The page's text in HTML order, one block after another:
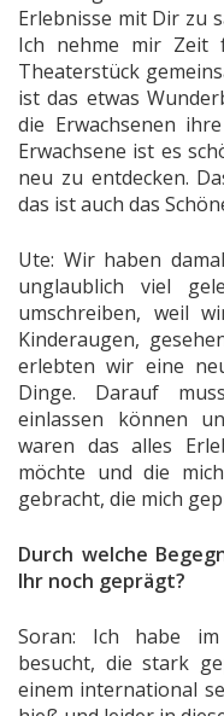
Erlebnisse mit Dir zu
Ich nehme mir Zeit
Theaterstück
ist das etwas
die Erwachsenen
Erwachsene ist es
neu zu entdecken.
das ist auch das
Ute: Wir haben
unglaublich viel
umschreiben, weil
Kinderaugen,
erlebten wir eine
Dinge. Darauf
einlassen können
waren das alles
möchte und die
gebracht, die mich
Durch welche
Ihr noch geprägt?
Soran: Ich habe im
besucht, die stark
einem international